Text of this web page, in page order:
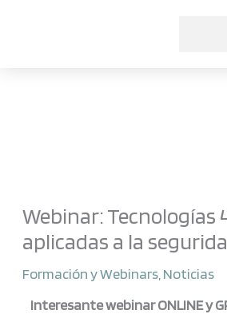
Webinar: Tecnologías
aplicadas a la
Formación y Webinars Noticias
Interesante webinar ONLINE y